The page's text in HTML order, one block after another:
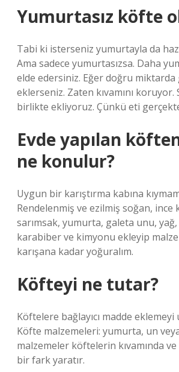
Yumurtasız köfte
Tabi ki isterseniz yumurtayla da
Ama sadece yumurtasızsa. Daha
elde edersiniz. Eğer doğru
eklerseniz. Zaten kıvamını koruyor.
birlikte ekliyoruz. Çünkü eti
Evde yapılan
ne konulur?
Uygun bir karıştırma kabına
Rendelenmiş ve ezilmiş soğan, ince
sarımsak, yumurta, galeta unu,
karabiber ve kimyonu ekleyip
karışana kadar yoğuralım.
Köfteyi ne tutar?
Köftelere bağlayıcı madde eklemeyi
Köfte malzemeleri: yumurta, un
malzemeler köftelerin kıvamında
bir fark yaratır.